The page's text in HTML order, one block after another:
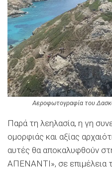
Αεροφωτογραφία του
Παρά τη λεηλασία, η γη
ομορφιάς και αξίας
αυτές θα αποκαλυφθούν
ΑΠΕΝΑΝΤΙ», σε επιμέλεια